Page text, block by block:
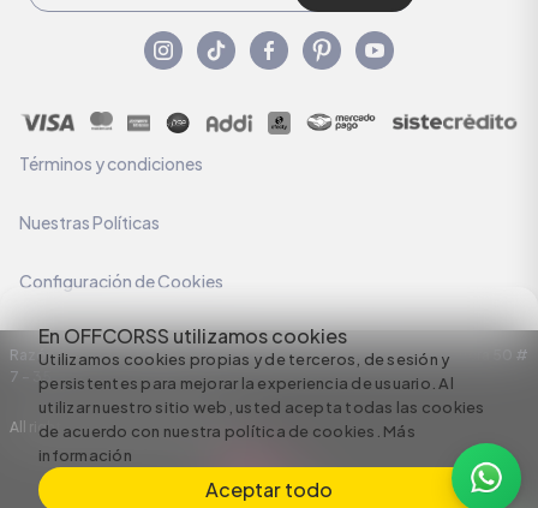
En OFFCORSS utilizamos cookies
Utilizamos cookies propias y de terceros, de sesión y
persistentes para mejorar la experiencia de usuario. Al
utilizar nuestro sitio web, usted acepta todas las cookies
de acuerdo con nuestra política de cookies. Más
información
Aceptar todo
Términos y condiciones
Nuestras Políticas
Configuración de Cookies
Razón Social: C.I HERMECO S.A. NIT: 890924167-6 Dirección: Carrera 50 #
7 – 35
All rights reserved empowered by